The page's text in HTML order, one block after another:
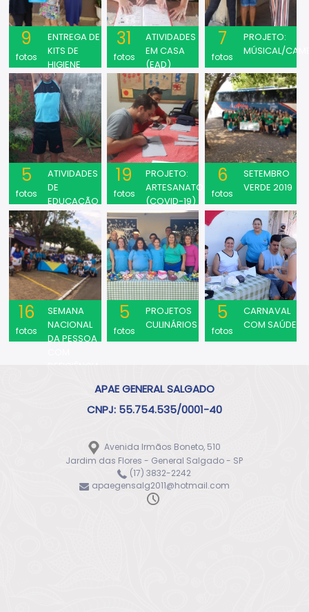
9
fotos
ENTREGA DE
KITS DE
HIGIENE
PESSOAL
PARA AS
FAMÍLIAS
(COVID-19)
31
fotos
ATIVIDADES
EM CASA
(EAD)
7
fotos
PROJETO:
MÚSICAL/
5
fotos
ATIVIDADES
DE
EDUCAÇÃO
FÍSICA
(COVID-19)
19
fotos
PROJETO:
ARTESANATO
(COVID-19)
6
fotos
SETEMBRO
VERDE 2019
16
fotos
SEMANA
NACIONAL
DA PESSOA
5
fotos
PROJETOS
CULINÁRIOS
5
fotos
CARNAVAL
COM SAÚDE
APAE GENERAL SALGADO
CNPJ: 55.754.535/0001-40
Avenida Irmãos Boneto, 510
Jardim das Flores - General Salgado - SP
(17) 3832-2242
apaegensalg2011@hotmail.com